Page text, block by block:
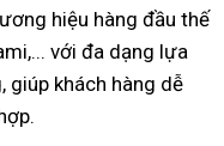
hiệu hàng đầu thế
với đa dạng lựa
giúp khách hàng dễ